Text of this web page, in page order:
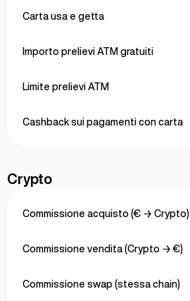
Carta usa e getta
Importo prelievi ATM gratuiti
Limite prelievi ATM
Cashback sui pagamenti con carta
Crypto
Commissione acquisto (€ → Crypto)
Commissione vendita (Crypto → €)
Commissione swap (stessa chain)